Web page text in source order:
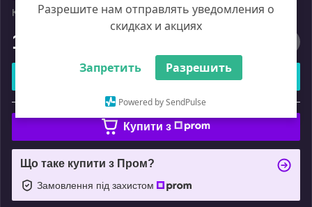
Разрешите нам отправлять уведомления о
скидках и акциях
Запретить Разрешить
Powered by SendPulse
Код: DTL.12.028.12.0SR
Роздріб
15 675
Купити
або
Купити з
Що таке купити з Пром?
Замовлення під захистом